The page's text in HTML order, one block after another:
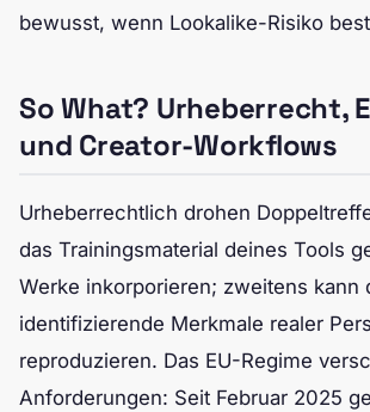
bewusst, wenn Lookalike-Risiko
So What? Urheberrecht,
und Creator-Workflows
Urheberrechtlich drohen
das Trainingsmaterial deines Tools
Werke inkorporieren; zweitens kann
identifizierende Merkmale realer
reproduzieren. Das EU-Regime
Anforderungen: Seit Februar 2025